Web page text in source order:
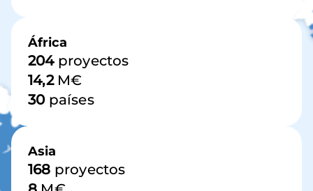
África
204proyectos
14,2M€
30países
Asia
168 proyectos